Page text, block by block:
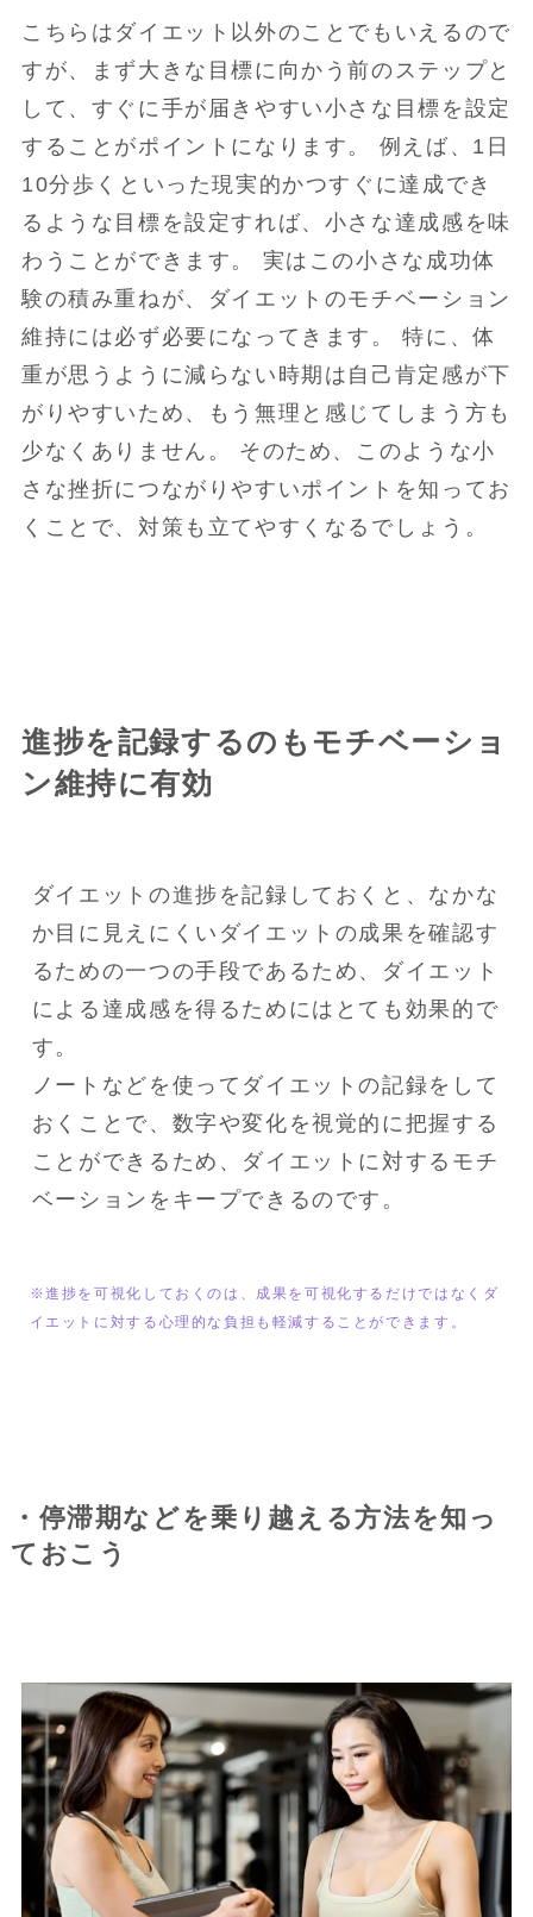
こちらはダイエット以外のことでもいえるので
すが、まず大きな目標に向かう前のステップと
して、すぐに手が届きやすい小さな目標を設定
することがポイントになります。 例えば、1日
10分歩くといった現実的かつすぐに達成でき
るような目標を設定すれば、小さな達成感を味
わうことができます。 実はこの小さな成功体
験の積み重ねが、ダイエットのモチベーション
維持には必ず必要になってきます。 特に、体
重が思うように減らない時期は自己肯定感が下
がりやすいため、もう無理と感じてしまう方も
少なくありません。 そのため、このような小
さな挫折につながりやすいポイントを知ってお
くことで、対策も立てやすくなるでしょう。
進捗を記録するのもモチベーショ
ン維持に有効
ダイエットの進捗を記録しておくと、なかな
か目に見えにくいダイエットの成果を確認す
るための一つの手段であるため、ダイエット
による達成感を得るためにはとても効果的で
す。
ノートなどを使ってダイエットの記録をして
おくことで、数字や変化を視覚的に把握する
ことができるため、ダイエットに対するモチ
ベーションをキープできるのです。
※進捗を可視化しておくのは、成果を可視化するだけではなくダ
イエットに対する心理的な負担も軽減することができます。
・停滞期などを乗り越える方法を知っ
ておこう